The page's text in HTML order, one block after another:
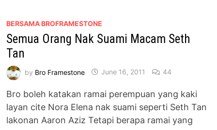
OMBAK
BERSAMA BROFRAMESTONE
Semua Orang Nak Suami Macam Seth
Tan
by Bro Framestone June 16, 2011 44
Bro boleh katakan ramai perempuan yang kaki
layan cite Nora Elena nak suami seperti Seth Tan
lakonan Aaron Aziz Tetapi berapa ramai yang